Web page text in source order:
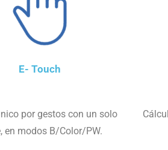
E- Touch
por gestos con un solo
en modos B/Color/PW.